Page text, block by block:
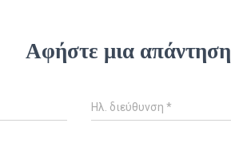
Αφήστε μια απάντηση
Ηλ. διεύθυνση*